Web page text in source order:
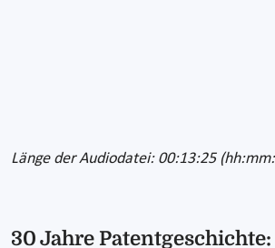
Länge der Audiodatei: 00:13:25
30 Jahre